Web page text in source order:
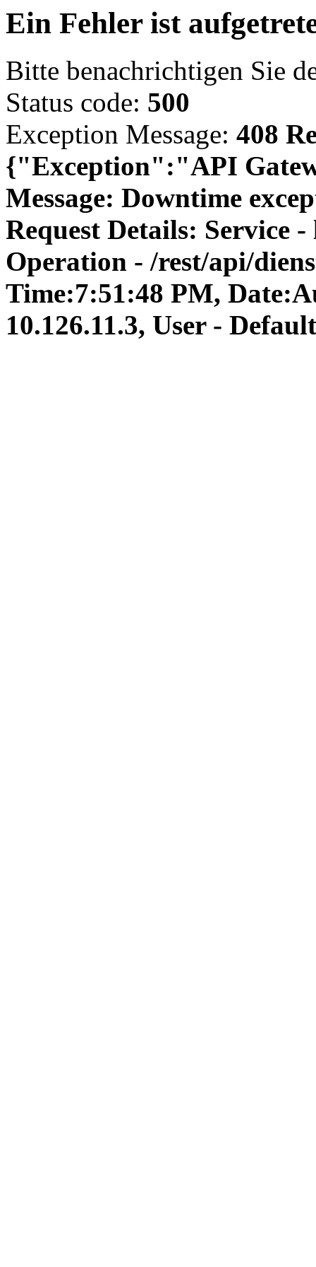
Ein Fehler ist
Bitte benachrichtigen Sie
Status code: 500
Exception Message: 408
{"Exception":"API
Message: Downtime
Request Details: Service
Operation - /rest/api/
Time:7:51:48 PM,
10.126.11.3, User -